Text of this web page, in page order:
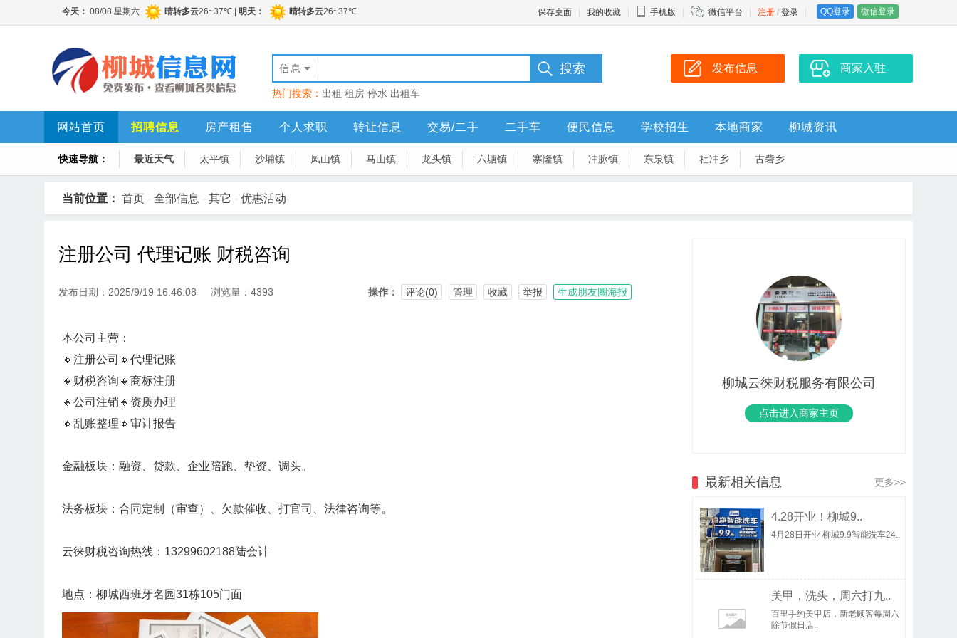
保存桌面 我的收藏 手机版 微信平台 注册 / 登录 QQ登录 微信登录
信息
热门搜索： 出租 租房 停水 出租车
发布信息 商家入驻
网站首页 招聘信息 房产租售 个人求职 转让信息 交易/二手 二手车 便民信息 学校招生 本地商家 柳城资讯
快速导航： 最近天气 太平镇 沙埔镇 凤山镇 马山镇 龙头镇 六塘镇 寨隆镇 冲脉镇 东泉镇 社冲乡 古砦乡
当前位置： 首页 - 全部信息 - 其它 - 优惠活动
注册公司 代理记账 财税咨询
发布日期：2025/9/19 16:46:08 浏览量：4393 操作： 评论(0) 管理 收藏 举报 生成朋友圈海报
本公司主营：
🔸注册公司🔸代理记账
🔸财税咨询🔸商标注册
🔸公司注销🔸资质办理
🔸乱账整理🔸审计报告
金融板块：融资、贷款、企业陪跑、垫资、调头。
法务板块：合同定制（审查）、欠款催收、打官司、法律咨询等。
云徕财税咨询热线：13299602188陆会计
地点：柳城西班牙名园31栋105门面
柳城云徕财税服务有限公司
点击进入商家主页
最新相关信息 更多>>
4.28开业！柳城9..
4月28日开业 柳城9.9智能洗车24..
美甲，洗头，周六打九..
百里手约美甲店，新老顾客每周六
除节假日店..